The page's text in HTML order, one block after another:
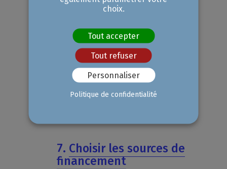
La mise en œuvre du Business
surtout si vous souhaitez obtenir
des financements pour votre
projet. Le business plan doit
exposer de façon claire et
explicite votre stratégie et vos
7. Choisir les sources de
financement
choix.
Tout accepter
Tout refuser
Personnaliser
Politique de confidentialité